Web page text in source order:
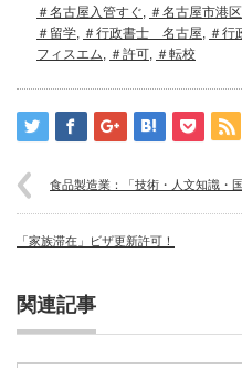
＃名古屋入管すぐ, ＃名古屋市港区
＃留学, ＃行政書士 名古屋, ＃行
フィスエム, ＃許可, ＃転校
食品製造業：「技術・人文知識・
「家族滞在」ビザ更新許可！
関連記事